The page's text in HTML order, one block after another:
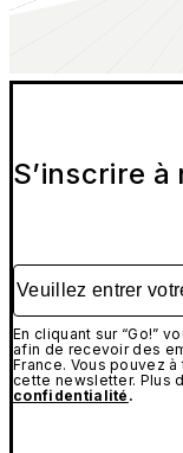
S’inscrire
Veuillez entrer
En cliquant sur “Go!”
afin de recevoir des
France. Vous pouvez
cette newsletter. Plus
confidentialité .